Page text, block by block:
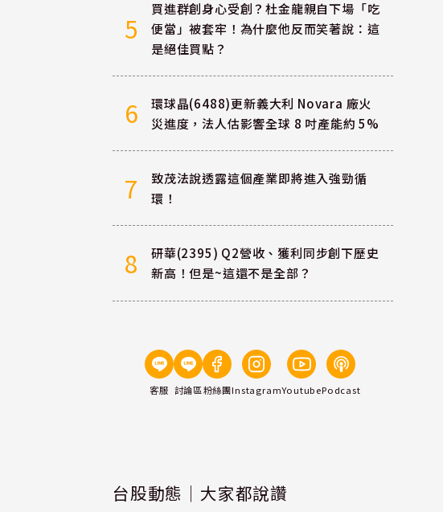
5
買進群創身心受創？杜金龍親自下場「吃
便當」被套牢！為什麼他反而笑著說：這
是絕佳買點？
6
環球晶(6488)更新義大利 Novara 廠火
災進度，法人估影響全球 8 吋產能約 5%
7
致茂法說透露這個產業即將進入強勁循
環！
8
研華(2395) Q2營收、獲利同步創下歷史
新高！但是~這還不是全部？
客服 討論區粉絲團InstagramYoutubePodcast
台股動態｜大家都說讚